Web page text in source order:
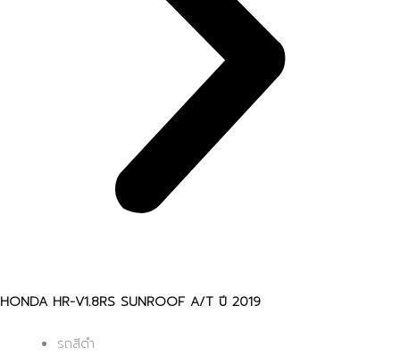
HONDA HR-V1.8RS SUNROOF A/T ปี 2019
รถสีดำ